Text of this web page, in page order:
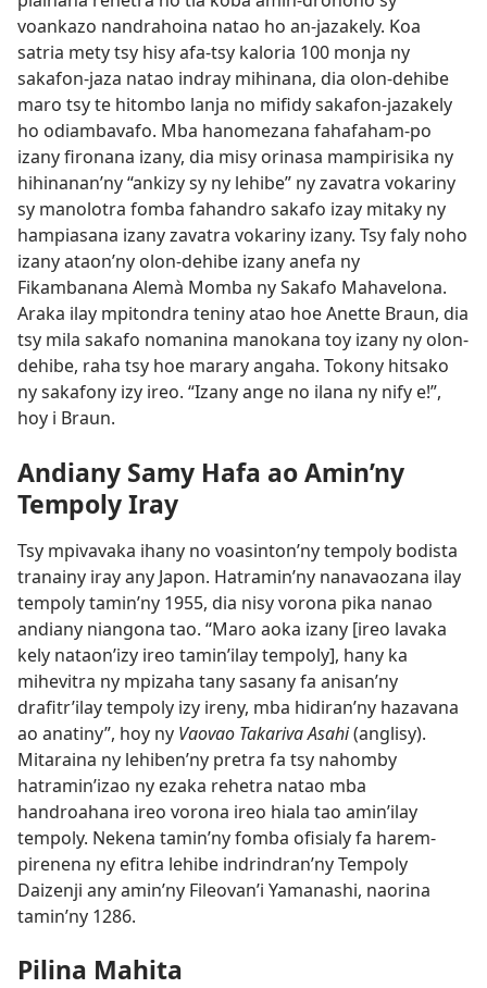
voankazo nandrahoina natao ho an-jazakely. Koa
satria mety tsy hisy afa-tsy kaloria 100 monja ny
sakafon-jaza natao indray mihinana, dia olon-dehibe
maro tsy te hitombo lanja no mifidy sakafon-jazakely
ho odiambavafo. Mba hanomezana fahafaham-po
izany fironana izany, dia misy orinasa mampirisika ny
hihinanan’ny “ankizy sy ny lehibe” ny zavatra vokariny
sy manolotra fomba fahandro sakafo izay mitaky ny
hampiasana izany zavatra vokariny izany. Tsy faly noho
izany ataon’ny olon-dehibe izany anefa ny
Fikambanana Alemà Momba ny Sakafo Mahavelona.
Araka ilay mpitondra teniny atao hoe Anette Braun, dia
tsy mila sakafo nomanina manokana toy izany ny olon-
dehibe, raha tsy hoe marary angaha. Tokony hitsako
ny sakafony izy ireo. “Izany ange no ilana ny nify e!”,
hoy i Braun.
Andiany Samy Hafa ao Amin’ny
Tempoly Iray
Tsy mpivavaka ihany no voasinton’ny tempoly bodista
tranainy iray any Japon. Hatramin’ny nanavaozana ilay
tempoly tamin’ny 1955, dia nisy vorona pika nanao
andiany niangona tao. “Maro aoka izany [ireo lavaka
kely nataon’izy ireo tamin’ilay tempoly], hany ka
mihevitra ny mpizaha tany sasany fa anisan’ny
drafitr’ilay tempoly izy ireny, mba hidiran’ny hazavana
ao anatiny”, hoy ny Vaovao Takariva Asahi(anglisy).
Mitaraina ny lehiben’ny pretra fa tsy nahomby
hatramin’izao ny ezaka rehetra natao mba
handroahana ireo vorona ireo hiala tao amin’ilay
tempoly. Nekena tamin’ny fomba ofisialy fa harem-
pirenena ny efitra lehibe indrindran’ny Tempoly
Daizenji any amin’ny Fileovan’i Yamanashi, naorina
tamin’ny 1286.
Pilina Mahita